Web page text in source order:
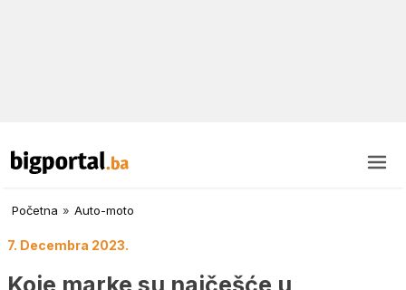
Početna » Auto-moto
7. Decembra 2023.
Koje marke su najčešće u